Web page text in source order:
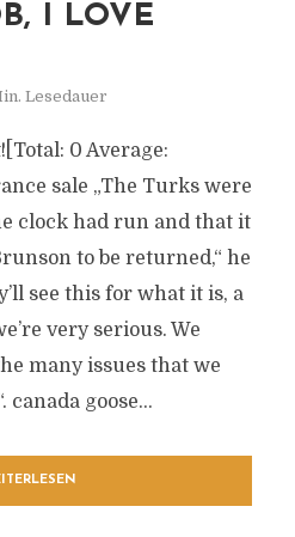
I LOVE
Lesedauer
0 Average:
sale „The Turks were
clock had run and that it
to be returned,“ he
see this for what it is, a
very serious. We
many issues that we
canada goose...